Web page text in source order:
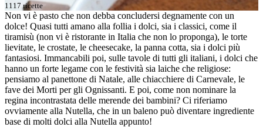
1117 ricette
Non vi è pasto che non debba concludersi degnamente con un
dolce! Quasi tutti amano alla follia i dolci, sia i classici, come il
tiramisù (non vi è ristorante in Italia che non lo proponga), le torte
lievitate, le crostate, le cheesecake, la panna cotta, sia i dolci più
fantasiosi. Immancabili poi, sulle tavole di tutti gli italiani, i dolci che
hanno un forte legame con le festività sia laiche che religiose:
pensiamo al panettone di Natale, alle chiacchiere di Carnevale, le
fave dei Morti per gli Ognissanti. E poi, come non nominare la
regina incontrastata delle merende dei bambini? Ci riferiamo
ovviamente alla Nutella, che in un baleno può diventare ingrediente
base di molti dolci alla Nutella appunto!